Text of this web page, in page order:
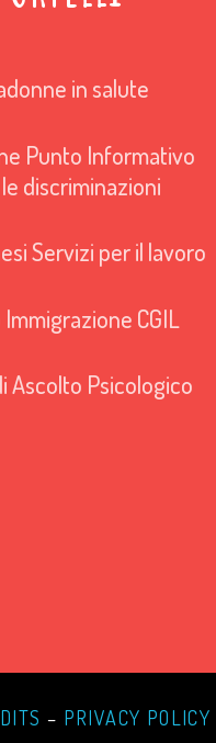
in salute
Punto Informativo
discriminazioni
Servizi per il lavoro
CGIL
Ascolto Psicologico
– PRIVACY POLICY